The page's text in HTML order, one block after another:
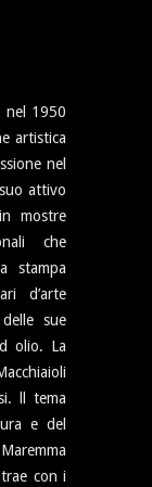
nel 1950
artistica
nel
attivo
mostre
che
stampa
d’arte
sue
olio. La
ll tema
e del
con i